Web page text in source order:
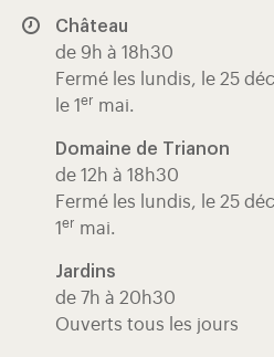
Château
de 9h à 18h30
Fermé les lundis, le 25
le 1 er mai.
Domaine de Trianon
de 12h à 18h30
Fermé les lundis, le 25
1 er mai.
Jardins
de 7h à 20h30
Ouverts tous les jours